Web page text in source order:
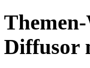
Diffusor